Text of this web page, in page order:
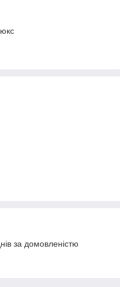
за домовленістю